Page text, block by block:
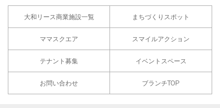
大和リース商業施設一覧 まちづくりスポット
ママスクエア スマイルアクション
テナント募集 イベントスペース
お問い合わせ ブランチTOP